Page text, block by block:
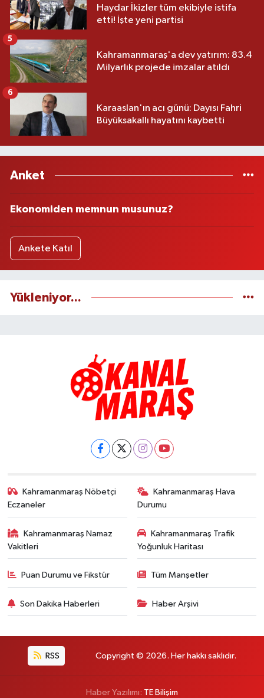
Haydar İkizler tüm ekibiyle istifa
etti! İşte yeni partisi
Kahramanmaraş'a dev yatırım: 83.4
Milyarlık projede imzalar atıldı
5
Karaaslan'ın acı günü: Dayısı Fahri
Büyüksakallı hayatını kaybetti
6
Anket
Ekonomiden memnun musunuz?
Ankete Katıl
Yükleniyor...
Kahramanmaraş Nöbetçi
Eczaneler
Kahramanmaraş Hava
Durumu
Kahramanmaraş Namaz
Vakitleri
Kahramanmaraş Trafik
Yoğunluk Haritası
Puan Durumu ve Fikstür Tüm Manşetler
Son Dakika Haberleri Haber Arşivi
RSS Copyright © 2026. Her hakkı saklıdır.
Haber Yazılımı: TE Bilişim